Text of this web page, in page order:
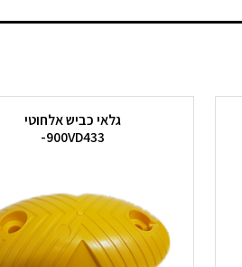
גלאי כביש אלחוטי
900VD433-